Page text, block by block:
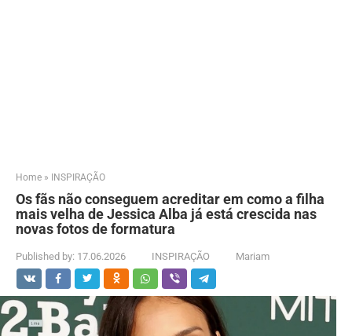
Home » INSPIRAÇÃO
Os fãs não conseguem acreditar em como a filha
mais velha de Jessica Alba já está crescida nas
novas fotos de formatura
Published by: 17.06.2026 INSPIRAÇÃO Mariam